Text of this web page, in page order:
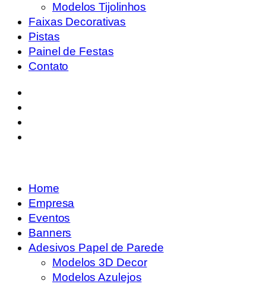
Modelos Tijolinhos
Faixas Decorativas
Pistas
Painel de Festas
Contato
Home
Empresa
Eventos
Banners
Adesivos Papel de Parede
Modelos 3D Decor
Modelos Azulejos